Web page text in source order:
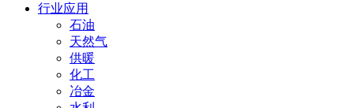
行业应用
石油
天然气
供暖
化工
冶金